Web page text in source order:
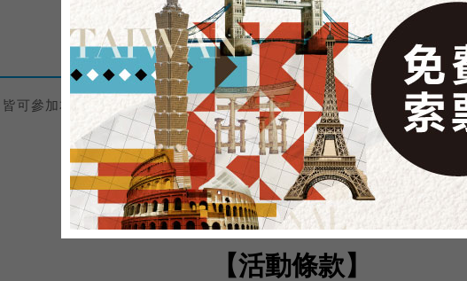
可參加本展活
STEP2 預約成功
預約成功，收到Email 通知信
※因【通知信】為系統自動發出的關係，部分信箱會
誤判為垃圾信，如未收到【通知信】 請您登入您的信
箱並到【垃圾信件匣】查看是否有誤判之情形。 若您
在垃圾郵件信箱收到【通知信】請您點選「非垃圾郵
件」，這樣才收的到上聯提供給您的專屬訊息喔！
【活動條款】